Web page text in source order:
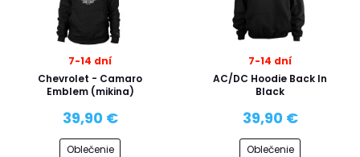
7-14 dní
Chevrolet - Camaro
Emblem (mikina)
39,90 €
Oblečenie
7-14 dní
AC/DC Hoodie Back In
Black
39,90 €
Oblečenie